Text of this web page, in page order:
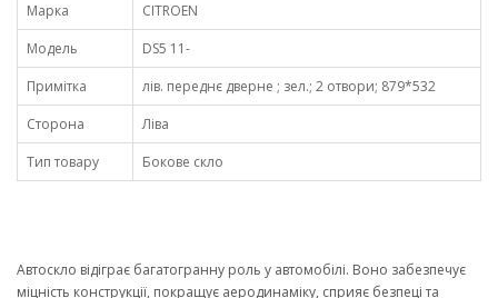
Марка
CITROEN
Модель
DS5 11-
Примітка
лів. переднє дверне ; зел.; 2 отвори; 879*532
Сторона
Ліва
Тип товару
Бокове скло
Автоскло відіграє багатогранну роль у автомобілі. Воно забезпечує
міцність конструкції, покращує аеродинаміку, сприяє безпеці та